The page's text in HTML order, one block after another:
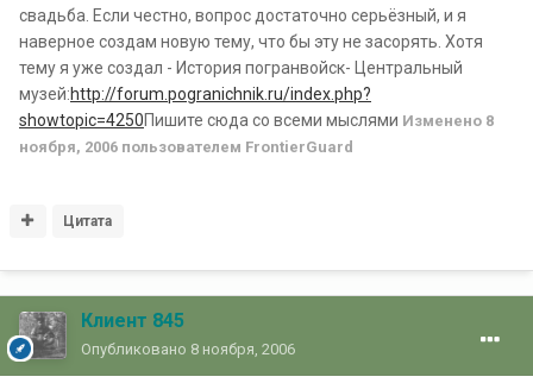
свадьба. Если честно, вопрос достаточно серьёзный, и я
наверное создам новую тему, что бы эту не засорять. Хотя
тему я уже создал - История погранвойск- Центральный
музей:http://forum.pogranichnik.ru/index.php?
showtopic=4250Пишите сюда со всеми мыслями Изменено 8
ноября, 2006 пользователем FrontierGuard
Цитата
Клиент 845
Опубликовано 8 ноября, 2006